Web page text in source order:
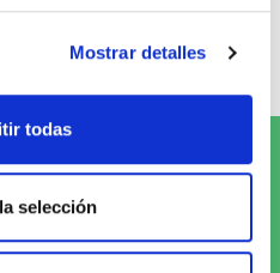
Mostrar detalles
todas
selección
y¡entérate